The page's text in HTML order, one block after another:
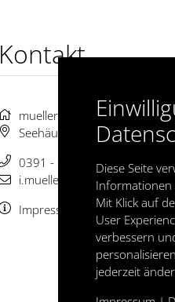
Kontakt
mueller kuberski
Seehäuser Str. 28 ,39110
0391 - 739 11 30
i.mueller-kuberski@t-
Impressum
Datenschutz
Diese Seite
Informationen
Mit Klick auf
User
verbessern
jederzeit